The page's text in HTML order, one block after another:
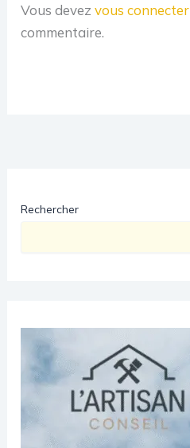
Vous devezvous connecter
commentaire.
Rechercher